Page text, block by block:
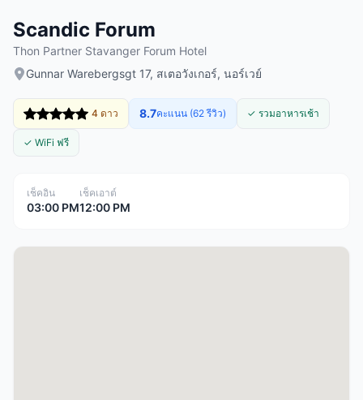
Scandic Forum
Thon Partner Stavanger Forum Hotel
Gunnar Warebergsgt 17, สเตอวังเกอร์, นอร์เวย์
4 ดาว 8.7คะแนน (62 รีวิว) ✓ รวมอาหารเช้า
✓ WiFi ฟรี
เช็คอิน
03:00 PM
เช็คเอาต์
12:00 PM